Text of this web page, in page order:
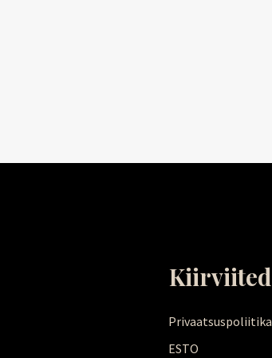
Kiirviited
Privaatsuspoliitika
ESTO